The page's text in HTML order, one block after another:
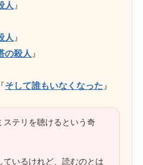
人 』
人 』
の殺人 』
そして誰もいなくなった 』
ステリを聴けるという奇
ているけれど、読むのとは